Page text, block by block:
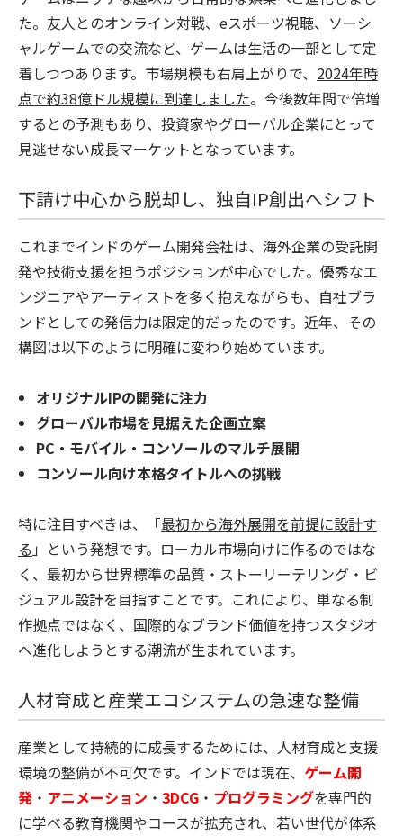
た。友人とのオンライン対戦、eスポーツ視聴、ソーシ
ャルゲームでの交流など、ゲームは生活の一部として定
着しつつあります。市場規模も右肩上がりで、 2024年時
点で約38億ドル規模に到達しました。今後数年間で倍増
するとの予測もあり、投資家やグローバル企業にとって
見逃せない成長マーケットとなっています。
下請け中心から脱却し、独自IP創出へシフト
これまでインドのゲーム開発会社は、海外企業の受託開
発や技術支援を担うポジションが中心でした。優秀なエ
ンジニアやアーティストを多く抱えながらも、自社ブラ
ンドとしての発信力は限定的だったのです。近年、その
構図は以下のように明確に変わり始めています。
オリジナルIPの開発に注力
グローバル市場を見据えた企画立案
PC・モバイル・コンソールのマルチ展開
コンソール向け本格タイトルへの挑戦
特に注目すべきは、「最初から海外展開を前提に設計す
る 」という発想です。ローカル市場向けに作るのではな
く、最初から世界標準の品質・ストーリーテリング・ビ
ジュアル設計を目指すことです。これにより、単なる制
作拠点ではなく、 国際的なブランド価値を持つスタジオ
へ進化しようとする潮流が生まれています。
人材育成と産業エコシステムの急速な整備
産業として持続的に成長するためには、人材育成と支援
環境の整備が不可欠です。インドでは現在、 ゲーム開
発 ・ アニメーション ・ 3DCG ・ プログラミングを専門的
に学べる教育機関やコースが拡充され、若い世代が体系